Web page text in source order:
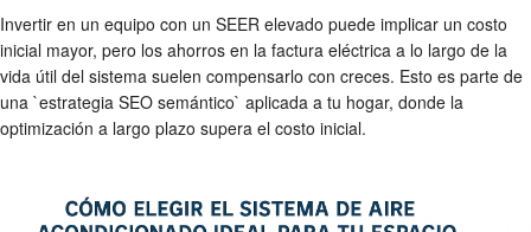
Invertir en un equipo con un SEER elevado puede implicar un costo
inicial mayor, pero los ahorros en la factura eléctrica a lo largo de la
vida útil del sistema suelen compensarlo con creces. Esto es parte de
una `estrategia SEO semántico` aplicada a tu hogar, donde la
optimización a largo plazo supera el costo inicial.